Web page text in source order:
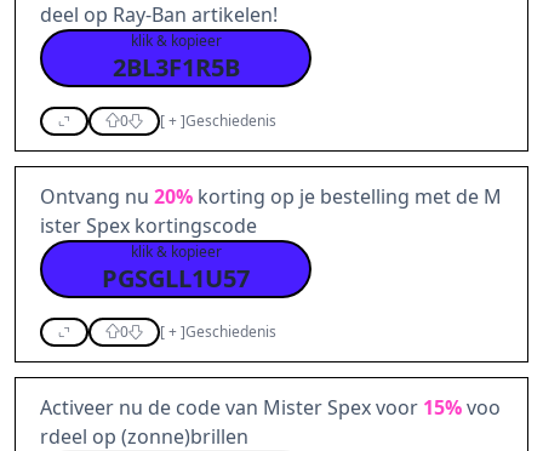
deel op Ray-Ban artikelen!
klik & kopieer
2BL3F1R5B
0 [+]Geschiedenis
Ontvang nu 20% korting op je bestelling met de M
ister Spex kortingscode
klik & kopieer
PGSGLL1U57
0 [+]Geschiedenis
Activeer nu de code van Mister Spex voor 15%voo
rdeel op (zonne)brillen